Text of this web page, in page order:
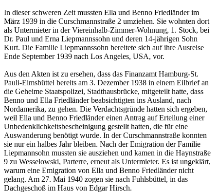
In dieser schweren Zeit mussten Ella und Benno Friedländer im
März 1939 in die Curschmannstraße 2 umziehen. Sie wohnten dort
als Untermieter in der Viereinhalb-Zimmer-Wohnung, 1. Stock, bei
Dr. Paul und Erna Liepmannssohn und deren 14-jährigen Sohn
Kurt. Die Familie Liepmannssohn bereitete sich auf ihre Ausreise
Ende September 1939 nach Los Angeles, USA, vor.
Aus den Akten ist zu ersehen, dass das Finanzamt Hamburg-St.
Pauli-Eimsbüttel bereits am 3. Dezember 1938 in einem Eilbrief an
die Geheime Staatspolizei, Stadthausbrücke, mitgeteilt hatte, dass
Benno und Ella Friedländer beabsichtigten ins Ausland, nach
Nordamerika, zu gehen. Die Verdachtsgründe hatten sich ergeben,
weil Ella und Benno Friedländer einen Antrag auf Erteilung einer
Unbedenklichkeitsbescheinigung gestellt hatten, die für eine
Auswanderung benötigt wurde. In der Curschmannstraße konnten
sie nur ein halbes Jahr bleiben. Nach der Emigration der Familie
Liepmannsohn mussten sie ausziehen und kamen in die Haynstraße
9 zu Wesselowski, Parterre, erneut als Untermieter. Es ist ungeklärt,
warum eine Emigration von Ella und Benno Friedländer nicht
gelang. Am 27. Mai 1940 zogen sie nach Fuhlsbüttel, in das
Dachgeschoß im Haus von Edgar Hirsch.